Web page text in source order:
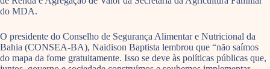
do MDA.
O presidente do Conselho de Segurança Alimentar e Nutricional da
Bahia (CONSEA-BA), Naidison Baptista lembrou que “não saímos
do mapa da fome gratuitamente. Isso se deve às políticas públicas que,